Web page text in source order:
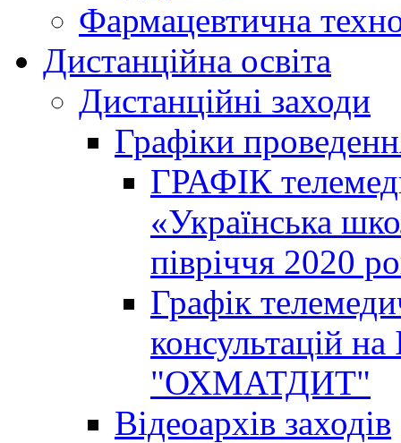
Фармацевтична
Дистанційна освіта
Дистанційні заходи
Графіки
ГРАФІК
«Українська
півріччя 2020
Графік
консультацій
"ОХМАТДИТ"
Відеоархів заходів